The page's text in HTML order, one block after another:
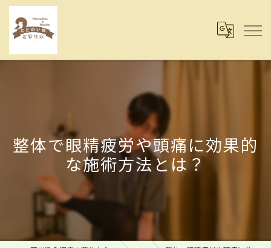
整体で眼精疲労や頭痛に効果的
な施術方法とは？